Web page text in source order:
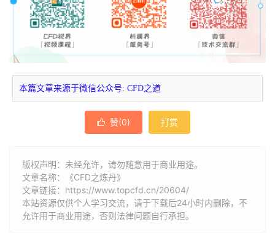
本篇文章来源于微信公众号: CFD之道
 赞(0) 打赏
版权声明：未经允许，请勿随意用于商业用途。
文章名称：《CFD之炼丹》
文章链接： https://www.topcfd.cn/20604/
本站资源仅供个人学习交流，请于下载后24小时内删除，不
允许用于商业用途，否则法律问题自行承担。